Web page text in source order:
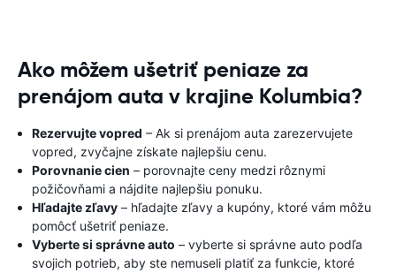
Ako môžem ušetriť peniaze za
prenájom auta v krajine Kolumbia?
Rezervujte vopred – Ak si prenájom auta zarezervujete
vopred, zvyčajne získate najlepšiu cenu.
Porovnanie cien – porovnajte ceny medzi rôznymi
požičovňami a nájdite najlepšiu ponuku.
Hľadajte zľavy – hľadajte zľavy a kupóny, ktoré vám môžu
pomôcť ušetriť peniaze.
Vyberte si správne auto – vyberte si správne auto podľa
svojich potrieb, aby ste nemuseli platiť za funkcie, ktoré